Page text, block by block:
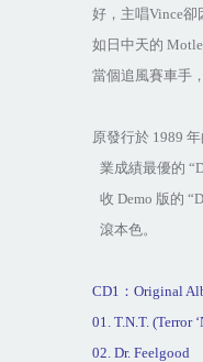
好，主唱Vince卻
如日中天的
當個追風賽車手，
原發行於 1989 年
業成績最優的
收 Demo 版的
滾本色。
CD1 ： Original
01. T.N.T. (Terror ‘
02. Dr. Feelgood